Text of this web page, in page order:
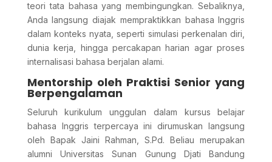
teori tata bahasa yang membingungkan. Sebaliknya,
Anda langsung diajak mempraktikkan bahasa Inggris
dalam konteks nyata, seperti simulasi perkenalan diri,
dunia kerja, hingga percakapan harian agar proses
internalisasi bahasa berjalan alami.
Mentorship oleh Praktisi Senior yang
Berpengalaman
Seluruh kurikulum unggulan dalam kursus belajar
bahasa Inggris terpercaya ini dirumuskan langsung
oleh Bapak Jaini Rahman, S.Pd. Beliau merupakan
alumni Universitas Sunan Gunung Djati Bandung